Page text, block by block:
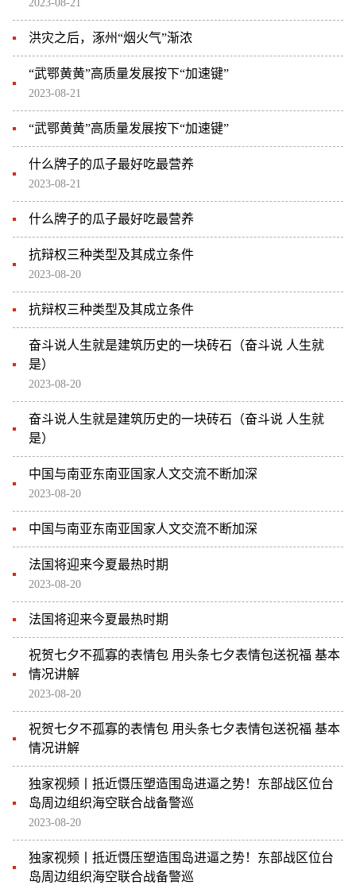
2023-08-21
洪灾之后，涿州“烟火气”渐浓
“武鄂黄黄”高质量发展按下“加速键”
2023-08-21
“武鄂黄黄”高质量发展按下“加速键”
什么牌子的瓜子最好吃最营养
2023-08-21
什么牌子的瓜子最好吃最营养
抗辩权三种类型及其成立条件
2023-08-20
抗辩权三种类型及其成立条件
奋斗说人生就是建筑历史的一块砖石（奋斗说 人生就
是）
2023-08-20
奋斗说人生就是建筑历史的一块砖石（奋斗说 人生就
是）
中国与南亚东南亚国家人文交流不断加深
2023-08-20
中国与南亚东南亚国家人文交流不断加深
法国将迎来今夏最热时期
2023-08-20
法国将迎来今夏最热时期
祝贺七夕不孤寡的表情包 用头条七夕表情包送祝福 基本
情况讲解
2023-08-20
祝贺七夕不孤寡的表情包 用头条七夕表情包送祝福 基本
情况讲解
独家视频丨抵近慑压塑造围岛进逼之势！东部战区位台
岛周边组织海空联合战备警巡
2023-08-20
独家视频丨抵近慑压塑造围岛进逼之势！东部战区位台
岛周边组织海空联合战备警巡